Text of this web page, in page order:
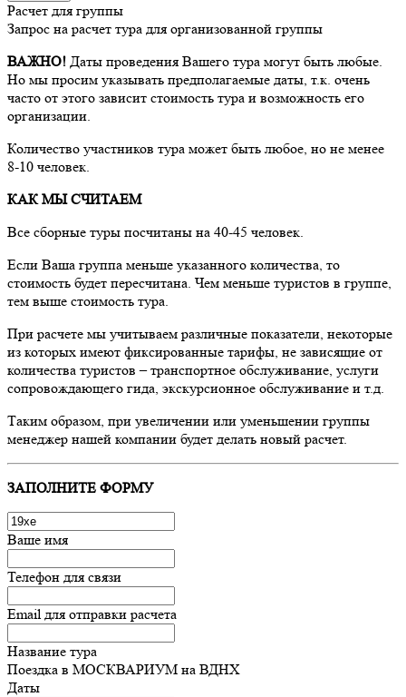
Расчет для группы
Запрос на расчет тура для организованной группы
ВАЖНО! Даты проведения Вашего тура могут быть любые.
Но мы просим указывать предполагаемые даты, т.к. очень
часто от этого зависит стоимость тура и возможность его
организации.
Количество участников тура может быть любое, но не менее
8-10 человек.
КАК МЫ СЧИТАЕМ
Все сборные туры посчитаны на 40-45 человек.
Если Ваша группа меньше указанного количества, то
стоимость будет пересчитана. Чем меньше туристов в группе,
тем выше стоимость тура.
При расчете мы учитываем различные показатели, некоторые
из которых имеют фиксированные тарифы, не зависящие от
количества туристов – транспортное обслуживание, услуги
сопровождающего гида, экскурсионное обслуживание и т.д.
Таким образом, при увеличении или уменьшении группы
менеджер нашей компании будет делать новый расчет.
ЗАПОЛНИТЕ ФОРМУ
Ваше имя
Телефон для связи
Email для отправки расчета
Название тура
Поездка в МОСКВАРИУМ на ВДНХ
Даты